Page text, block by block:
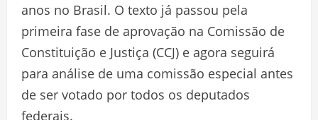
anos no Brasil. O texto já passou pela
primeira fase de aprovação na Comissão de
Constituição e Justiça (CCJ) e agora seguirá
para análise de uma comissão especial antes
de ser votado por todos os deputados
federais.